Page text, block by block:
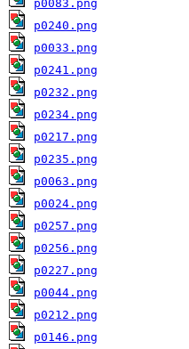
p0083.png
p0240.png
p0033.png
p0241.png
p0232.png
p0234.png
p0217.png
p0235.png
p0063.png
p0024.png
p0257.png
p0256.png
p0227.png
p0044.png
p0212.png
p0146.png